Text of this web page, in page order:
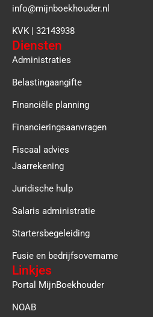
info@mijnboekhouder.nl
KVK | 32143938
Diensten
Administraties
Belastingaangifte
Financiële planning
Financieringsaanvragen
Fiscaal advies
Jaarrekening
Juridische hulp
Salaris administratie
Startersbegeleiding
Fusie en bedrijfsovername
Linkjes
Portal MijnBoekhouder
NOAB